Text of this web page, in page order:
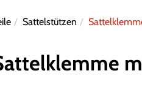
Sattelstützen